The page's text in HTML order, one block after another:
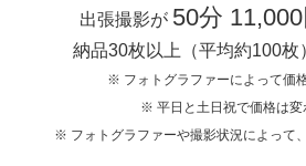
出張撮影が 50分 11,000
納品30枚以上（平均約100枚
※ フォトグラファーによって価
※ 平日と土日祝で価格は変
※ フォトグラファーや撮影状況によって